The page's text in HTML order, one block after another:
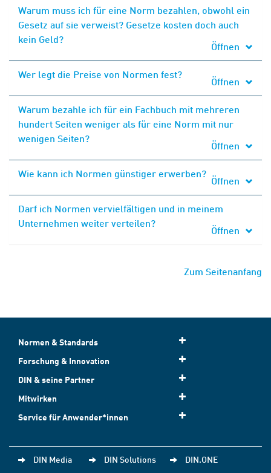
Warum muss ich für eine Norm bezahlen, obwohl ein
Gesetz auf sie verweist? Gesetze kosten doch auch
kein Geld?
Öffnen
Wer legt die Preise von Normen fest?
Öffnen
Warum bezahle ich für ein Fachbuch mit mehreren
hundert Seiten weniger als für eine Norm mit nur
wenigen Seiten?
Öffnen
Wie kann ich Normen günstiger erwerben?
Öffnen
Darf ich Normen vervielfältigen und in meinem
Unternehmen weiter verteilen?
Öffnen
Zum Seitenanfang
Normen & Standards
Forschung & Innovation
DIN & seine Partner
Mitwirken
Service für Anwender*innen
DIN Media DIN Solutions DIN.ONE